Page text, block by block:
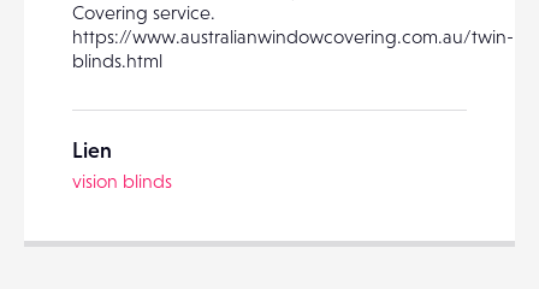
Covering service.
https://www.australianwindowcovering.com.au/twin-
blinds.html
Lien
vision blinds